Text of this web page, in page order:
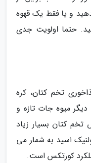
و یا فقط یک قهوه
حتما اولویت جدی
تخم کتان، کره
دیگر میوه جات تازه و
تخم کتان بسیار زیاد
اسید به شمار می
کورتکس است.